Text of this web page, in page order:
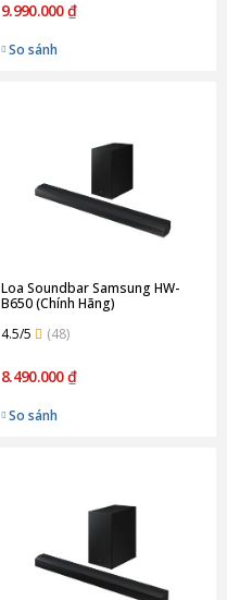
9.990.000 ₫
So sánh
Loa Soundbar Samsung HW-
B650 (Chính Hãng)
4.5/5
(48)
8.490.000 ₫
So sánh